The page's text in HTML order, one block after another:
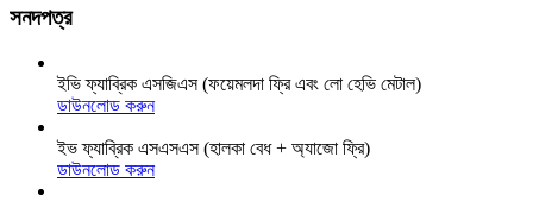
সনদপত্র
ইভি ফ্যাব্রিক এসজিএস (ফয়েমলদা ফ্রি এবং লো হেভি মেটাল)
ডাউনলোড করুন
ইভ ফ্যাব্রিক এসএসএস (হালকা বেধ + অ্যাজো ফ্রি)
ডাউনলোড করুন